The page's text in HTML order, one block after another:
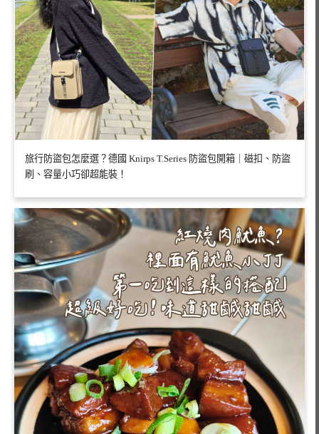
旅行防盜包怎麼選？德國 Knirps T.Series 防盜包開箱｜磁扣、防盜
刷、容量小巧卻超能裝！